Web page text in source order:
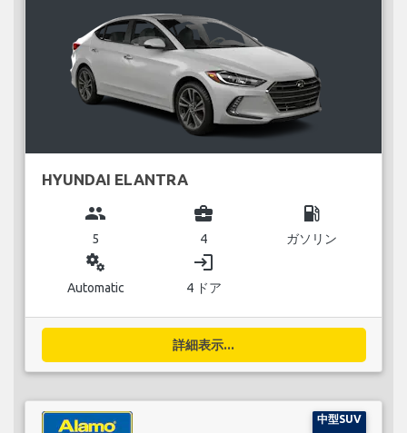
HYUNDAI ELANTRA
group
5
business_center
4
local_gas_station
ガソリン
miscellaneous_services
Automatic
login
4 ドア
詳細表示...
中型SUV